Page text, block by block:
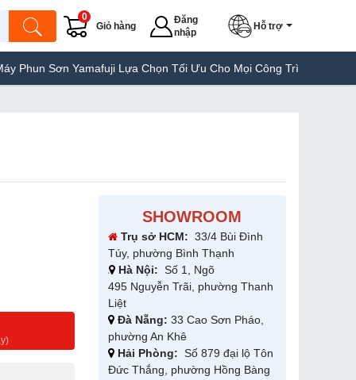
Giỏ hàng
0
Đăng
nhập
Hỗ trợ
Lựa Chọn Tối Ưu Cho Mọi Công Trình Máy Hàn Túi
SHOWROOM
Trụ sở HCM: 33/4 Bùi Đình
Túy, phường Bình Thạnh
Hà Nội: Số 1, Ngõ
495 Nguyễn Trãi, phường Thanh
Liệt
Đà Nẵng: 33 Cao Sơn Pháo,
phường An Khê
Hải Phòng: Số 879 đại lộ Tôn
Đức Thắng, phường Hồng Bàng